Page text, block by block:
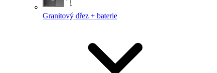
Granitový dřez + baterie